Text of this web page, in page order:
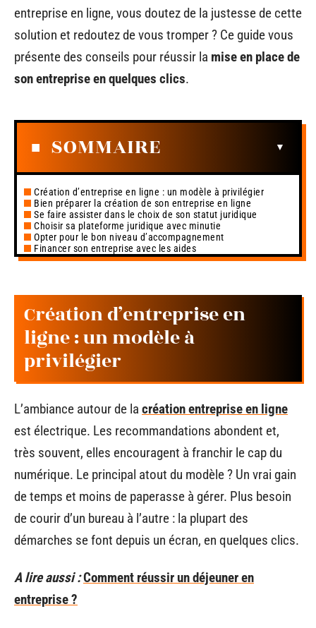
entreprise en ligne, vous doutez de la justesse de cette
solution et redoutez de vous tromper ? Ce guide vous
présente des conseils pour réussir la mise en place de
son entreprise en quelques clics.
SOMMAIRE
Création d’entreprise en ligne : un modèle à privilégier
Bien préparer la création de son entreprise en ligne
Se faire assister dans le choix de son statut juridique
Choisir sa plateforme juridique avec minutie
Opter pour le bon niveau d’accompagnement
Financer son entreprise avec les aides
Création d’entreprise en
ligne : un modèle à
privilégier
L’ambiance autour de la création entreprise en ligne
est électrique. Les recommandations abondent et,
très souvent, elles encouragent à franchir le cap du
numérique. Le principal atout du modèle ? Un vrai gain
de temps et moins de paperasse à gérer. Plus besoin
de courir d’un bureau à l’autre : la plupart des
démarches se font depuis un écran, en quelques clics.
A lire aussi :Comment réussir un déjeuner en
entreprise ?